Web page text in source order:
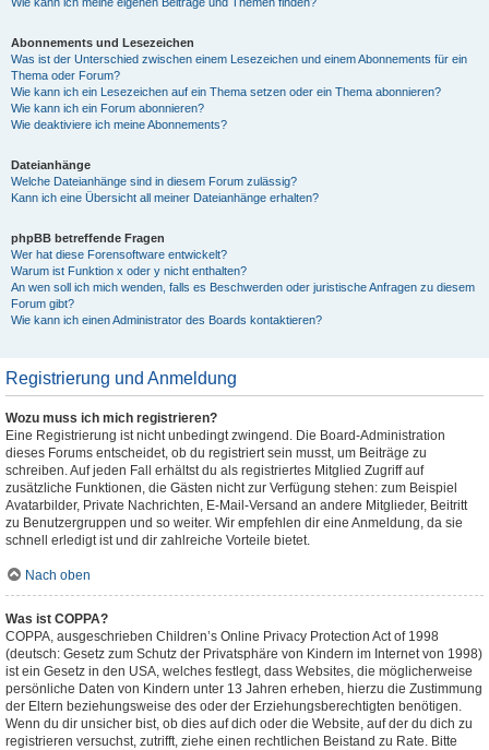
Abonnements und Lesezeichen
Was ist der Unterschied zwischen einem Lesezeichen und einem Abonnements für ein
Thema oder Forum?
Wie kann ich ein Lesezeichen auf ein Thema setzen oder ein Thema abonnieren?
Wie kann ich ein Forum abonnieren?
Wie deaktiviere ich meine Abonnements?
Dateianhänge
Welche Dateianhänge sind in diesem Forum zulässig?
Kann ich eine Übersicht all meiner Dateianhänge erhalten?
phpBB betreffende Fragen
Wer hat diese Forensoftware entwickelt?
Warum ist Funktion x oder y nicht enthalten?
An wen soll ich mich wenden, falls es Beschwerden oder juristische Anfragen zu diesem
Forum gibt?
Wie kann ich einen Administrator des Boards kontaktieren?
Registrierung und Anmeldung
Wozu muss ich mich registrieren?
Eine Registrierung ist nicht unbedingt zwingend. Die Board-Administration
dieses Forums entscheidet, ob du registriert sein musst, um Beiträge zu
schreiben. Auf jeden Fall erhältst du als registriertes Mitglied Zugriff auf
zusätzliche Funktionen, die Gästen nicht zur Verfügung stehen: zum Beispiel
Avatarbilder, Private Nachrichten, E-Mail-Versand an andere Mitglieder, Beitritt
zu Benutzergruppen und so weiter. Wir empfehlen dir eine Anmeldung, da sie
schnell erledigt ist und dir zahlreiche Vorteile bietet.
Nach oben
Was ist COPPA?
COPPA, ausgeschrieben Children’s Online Privacy Protection Act of 1998
(deutsch: Gesetz zum Schutz der Privatsphäre von Kindern im Internet von 1998)
ist ein Gesetz in den USA, welches festlegt, dass Websites, die möglicherweise
persönliche Daten von Kindern unter 13 Jahren erheben, hierzu die Zustimmung
der Eltern beziehungsweise des oder der Erziehungsberechtigten benötigen.
Wenn du dir unsicher bist, ob dies auf dich oder die Website, auf der du dich zu
registrieren versuchst, zutrifft, ziehe einen rechtlichen Beistand zu Rate. Bitte